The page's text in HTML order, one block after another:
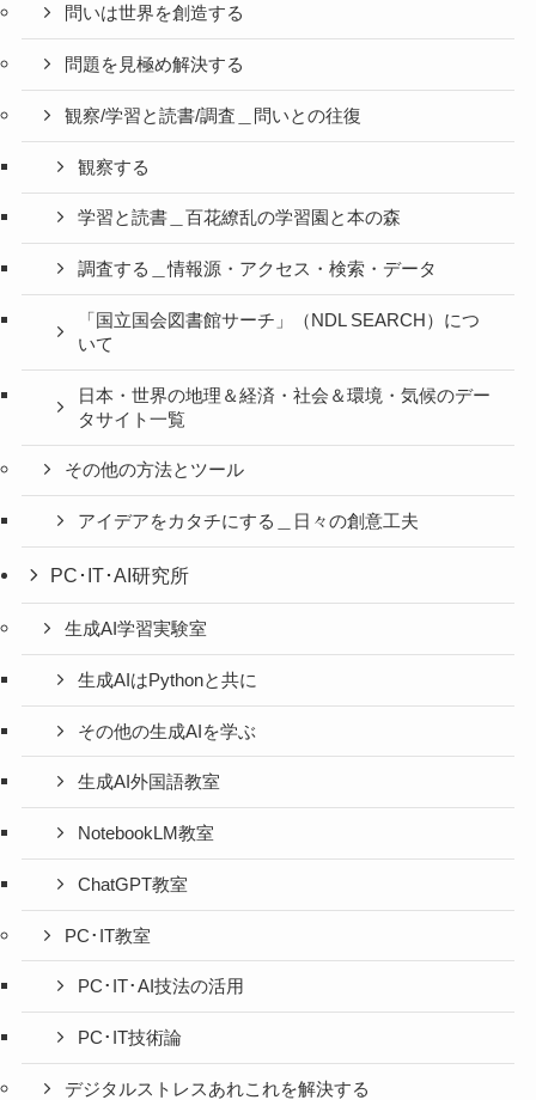
問いは世界を創造する
問題を見極め解決する
観察/学習と読書/調査＿問いとの往復
観察する
学習と読書＿百花繚乱の学習園と本の森
調査する＿情報源・アクセス・検索・データ
「国立国会図書館サーチ」（NDL SEARCH）につ
いて
日本・世界の地理＆経済・社会＆環境・気候のデー
タサイト一覧
その他の方法とツール
アイデアをカタチにする＿日々の創意工夫
PC･IT･AI研究所
生成AI学習実験室
生成AIはPythonと共に
その他の生成AIを学ぶ
生成AI外国語教室
NotebookLM教室
ChatGPT教室
PC･IT教室
PC･IT･AI技法の活用
PC･IT技術論
デジタルストレスあれこれを解決する